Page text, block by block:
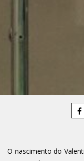
O nascimento do